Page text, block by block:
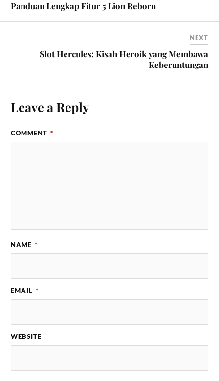
Panduan Lengkap Fitur 5 Lion Reborn
NEXT
Slot Hercules: Kisah Heroik yang Membawa
Keberuntungan
Leave a Reply
COMMENT *
NAME *
EMAIL *
WEBSITE